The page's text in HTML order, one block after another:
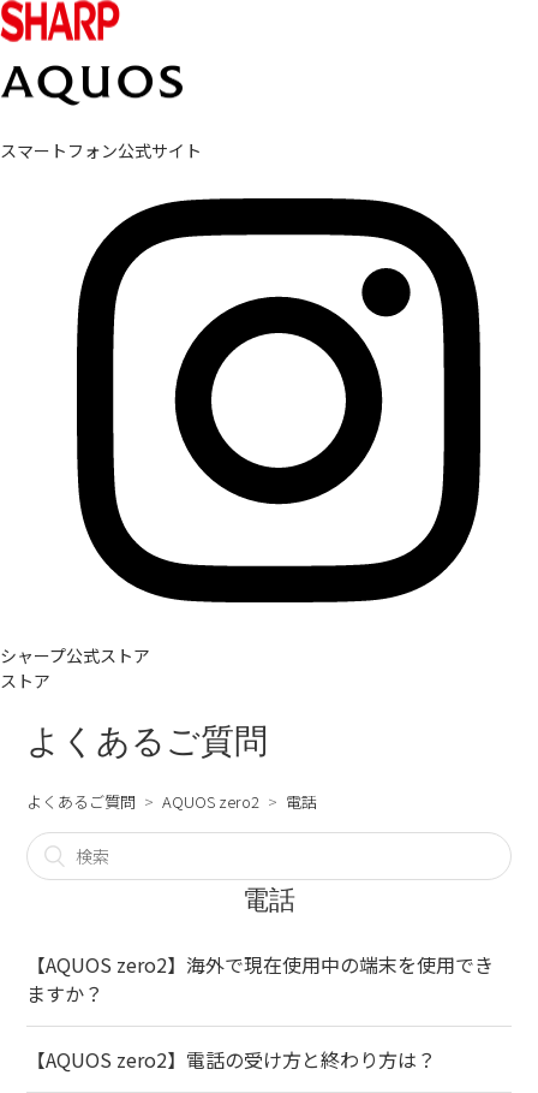
スマートフォン公式サイト
シャープ公式ストア
ストア
よくあるご質問
よくあるご質問 AQUOS zero2 電話
電話
【AQUOS zero2】海外で現在使用中の端末を使用でき
ますか？
【AQUOS zero2】電話の受け方と終わり方は？